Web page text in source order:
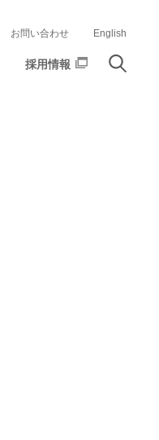
採用情報
お問い合わせ English